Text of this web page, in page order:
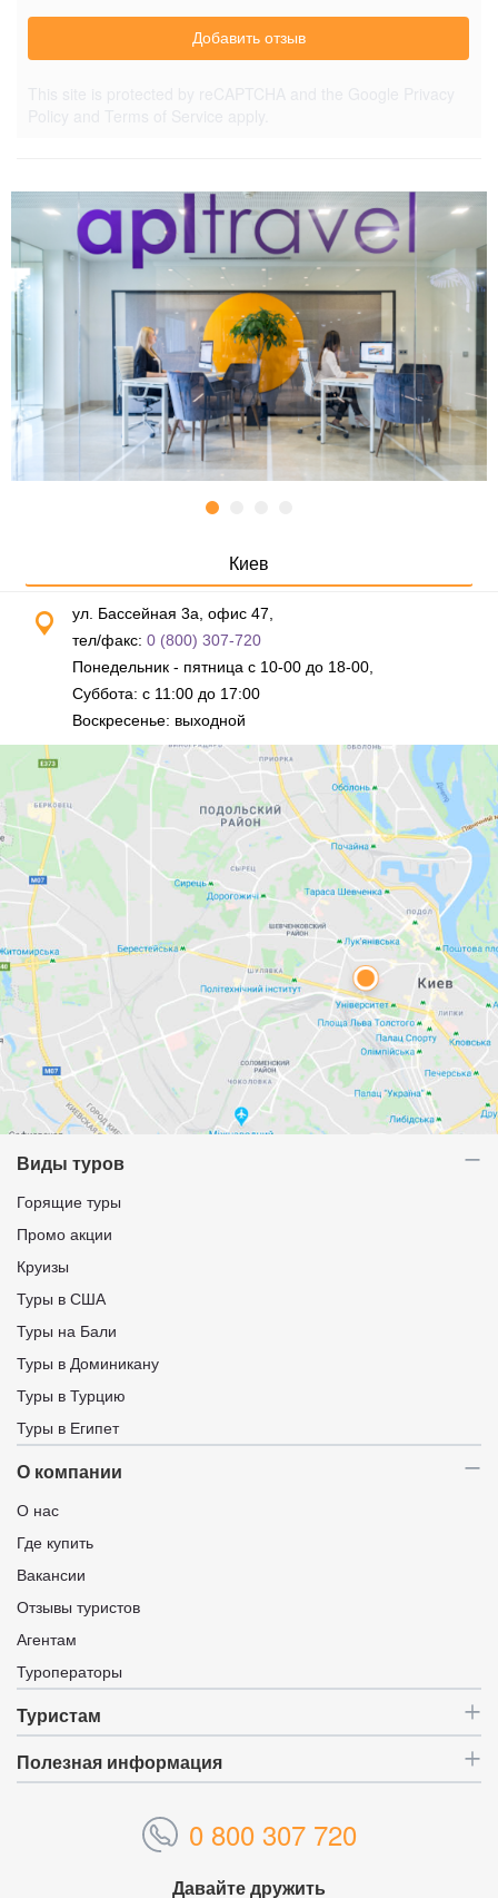
Добавить отзыв
Киев
ул. Бассейная 3а, офис 47,
тел/факс: 0 (800) 307-720
Понедельник - пятница с 10-00 до 18-00,
Суббота: с 11:00 до 17:00
Воскресенье: выходной
Виды туров
Горящие туры
Промо акции
Круизы
Туры в США
Туры на Бали
Туры в Доминикану
Туры в Турцию
Туры в Египет
О компании
О нас
Где купить
Вакансии
Отзывы туристов
Агентам
Туроператоры
Туристам
Полезная информация
0 800 307 720
Давайте дружить